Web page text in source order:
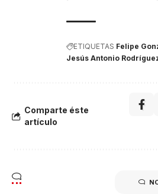
ETIQUETAS Felipe
Jesús Antonio
Comparte éste
artículo